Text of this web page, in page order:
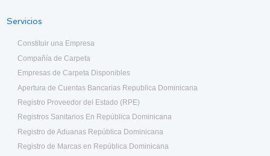
Servicios
Constituir una Empresa
Compañía de Carpeta
Empresas de Carpeta Disponibles
Apertura de Cuentas Bancarias Republica Dominicana
Registro Proveedor del Estado (RPE)
Registros Sanitarios En República Dominicana
Registro de Aduanas República Dominicana
Registro de Marcas en República Dominicana